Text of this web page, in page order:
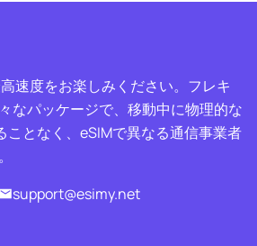
速度をお楽しみください。フレキ
なパッケージで、移動中に物理的な
ことなく、eSIMで異なる通信事業者
support@esimy.net